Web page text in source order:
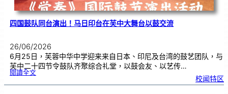
四国鼓队同台演出！马日印台在芙中大舞台以鼓交流
26/06/2026
6月25日，芙蓉中华中学迎来来自日本、印尼及台湾的鼓艺团队，与
芙中二十四节令鼓队齐聚综合礼堂，以鼓会友、以艺传…
閱讀全文:四
队
校闻特区